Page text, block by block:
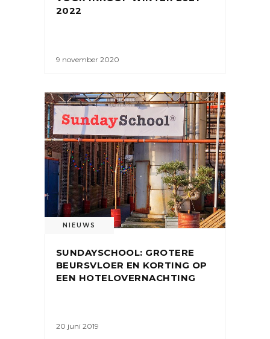
2022
9 november 2020
NIEUWS
SUNDAYSCHOOL: GROTERE
BEURSVLOER EN KORTING OP
EEN HOTELOVERNACHTING
20 juni 2019